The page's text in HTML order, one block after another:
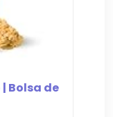
Bolsa de